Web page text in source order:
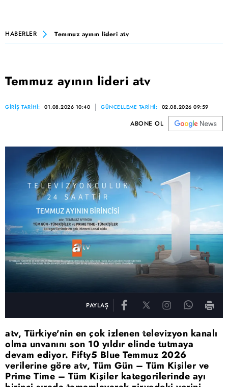
HABERLER Temmuz ayının lideri atv
Temmuz ayının lideri atv
GİRİŞ TARİHİ: 01.08.2026 10:40 GÜNCELLEME TARİHİ: 02.08.2026 09:59
ABONE OL
PAYLAŞ
atv, Türkiye'nin en çok izlenen televizyon kanalı
olma unvanını son 10 yıldır elinde tutmaya
devam ediyor. Fifty5 Blue Temmuz 2026
verilerine göre atv, Tüm Gün – Tüm Kişiler ve
Prime Time – Tüm Kişiler kategorilerinde ayı